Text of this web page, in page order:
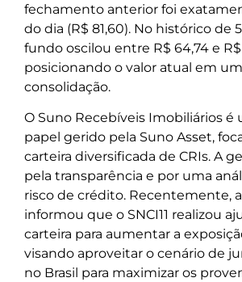
fechamento anterior foi
do dia (R$ 81,60). No histórico de
fundo oscilou entre R$ 64,74 e R$
posicionando o valor atual em
consolidação.
O Suno Recebíveis Imobiliários é
papel gerido pela Suno Asset,
carteira diversificada de CRIs. A
pela transparência e por uma
risco de crédito. Recentemente,
informou que o SNCI11 realizou
carteira para aumentar a
visando aproveitar o cenário de
no Brasil para maximizar os